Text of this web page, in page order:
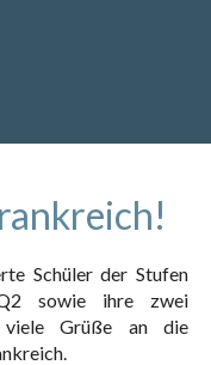
Schüler der Stufen
sowie ihre zwei
viele Grüße an die